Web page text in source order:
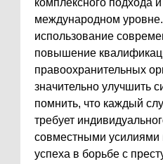
комплексного подхода
международном
использование
повышение
правоохранительных
значительно улучшить
помнить, что каждый
требует
совместными усилиями
успеха в борьбе с